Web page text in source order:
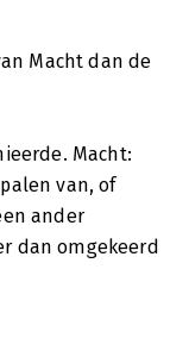
Macht dan de
Macht:
van, of
ander
dan omgekeerd